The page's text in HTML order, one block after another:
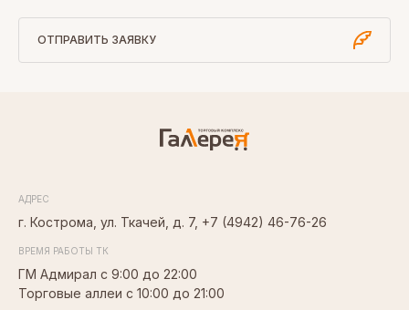
ОТПРАВИТЬ ЗАЯВКУ
АДРЕС
г. Кострома, ул. Ткачей, д. 7, +7 (4942) 46-76-26
ВРЕМЯ РАБОТЫ ТК
ГМ Адмирал с 9:00 до 22:00
Торговые аллеи с 10:00 до 21:00